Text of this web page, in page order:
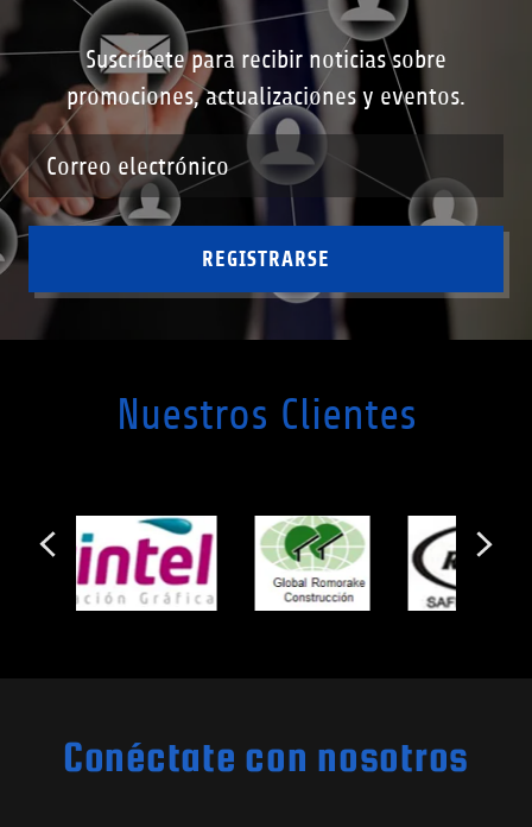
Suscríbete para recibir noticias sobre
promociones, actualizaciones y eventos.
Correo electrónico
REGISTRARSE
Nuestros Clientes
Conéctate con nosotros